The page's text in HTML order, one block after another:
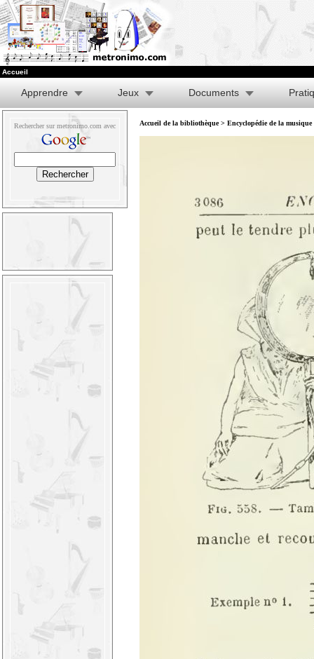
Accueil
Apprendre Jeux Documents
Rechercher sur metronimo.com avec Accueil de la bibliothèque> Encyclopédie de la